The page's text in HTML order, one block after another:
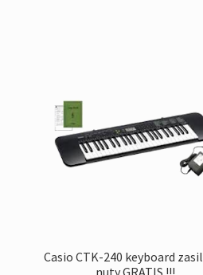
Casio CTK-240 keyboard
nuty GRATIS !!!